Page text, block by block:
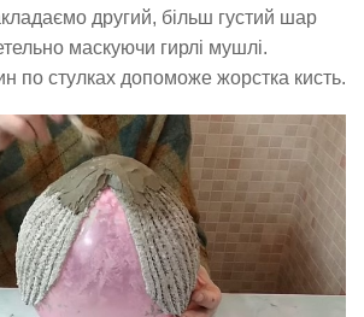
другий, більш густий шар
маскуючи гирлі мушлі.
по стулках допоможе жорстка кисть.